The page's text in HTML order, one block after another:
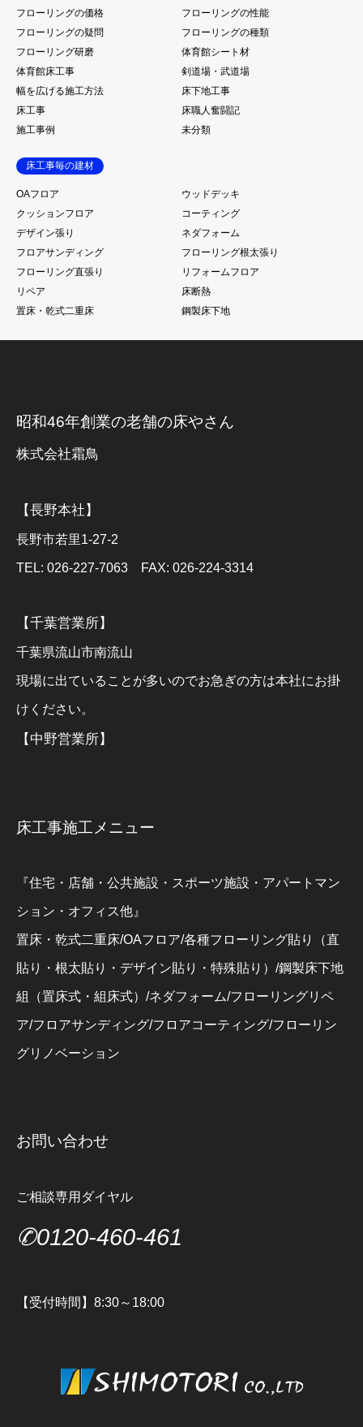
フローリングの価格
フローリングの性能
フローリングの疑問
フローリングの種類
フローリング研磨
体育館シート材
体育館床工事
剣道場・武道場
幅を広げる施工方法
床下地工事
床工事
床職人奮闘記
施工事例
未分類
床工事毎の建材
OAフロア
ウッドデッキ
クッションフロア
コーティング
デザイン張り
ネダフォーム
フロアサンディング
フローリング根太張り
フローリング直張り
リフォームフロア
リペア
床断熱
置床・乾式二重床
鋼製床下地
昭和46年創業の老舗の床やさん
株式会社霜鳥
【長野本社】
長野市若里1-27-2
TEL: 026-227-7063 FAX: 026-224-3314
【千葉営業所】
千葉県流山市南流山
現場に出ていることが多いのでお急ぎの方は本社にお掛
けください。
【中野営業所】
床工事施工メニュー
『住宅・店舗・公共施設・スポーツ施設・アパートマン
ション・オフィス他』
置床・乾式二重床/OAフロア/各種フローリング貼り（直
貼り・根太貼り・デザイン貼り・特殊貼り）/鋼製床下地
組（置床式・組床式）/ネダフォーム/フローリングリペ
ア/フロアサンディング/フロアコーティング/フローリン
グリノベーション
お問い合わせ
ご相談専用ダイヤル
✆0120-460-461
【受付時間】8:30～18:00